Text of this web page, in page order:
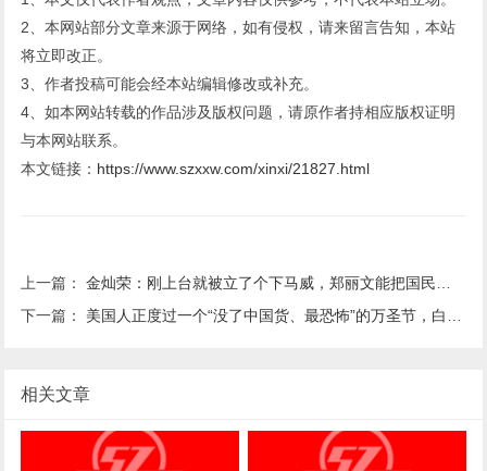
2、本网站部分文章来源于网络，如有侵权，请来留言告知，本站
将立即改正。
3、作者投稿可能会经本站编辑修改或补充。
4、如本网站转载的作品涉及版权问题，请原作者持相应版权证明
与本网站联系。
本文链接： https://www.szxxw.com/xinxi/21827.html
上一篇：金灿荣：刚上台就被立了个下马威，郑丽文能把国民党扶上墙吗？
下一篇： 美国人正度过一个“没了中国货、最恐怖”的万圣节，白宫发言人却仍嘴硬
相关文章